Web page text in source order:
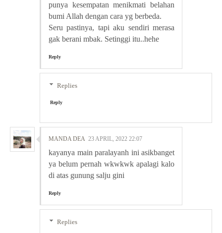
punya kesempatan menikmati belahan
bumi Allah dengan cara yg berbeda.
Seru pastinya, tapi aku sendiri merasa
gak berani mbak. Setinggi itu..hehe
Reply
Replies
Reply
MANDA DEA 23 APRIL, 2022 22:07
kayanya main paralayanh ini asikbanget
ya belum pernah wkwkwk apalagi kalo
di atas gunung salju gini
Reply
Replies